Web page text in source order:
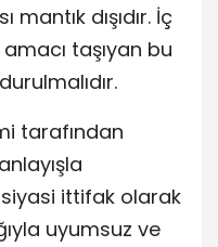
dışıdır. İç
taşıyan bu
tarafından
ittifak olarak
uyumsuz ve